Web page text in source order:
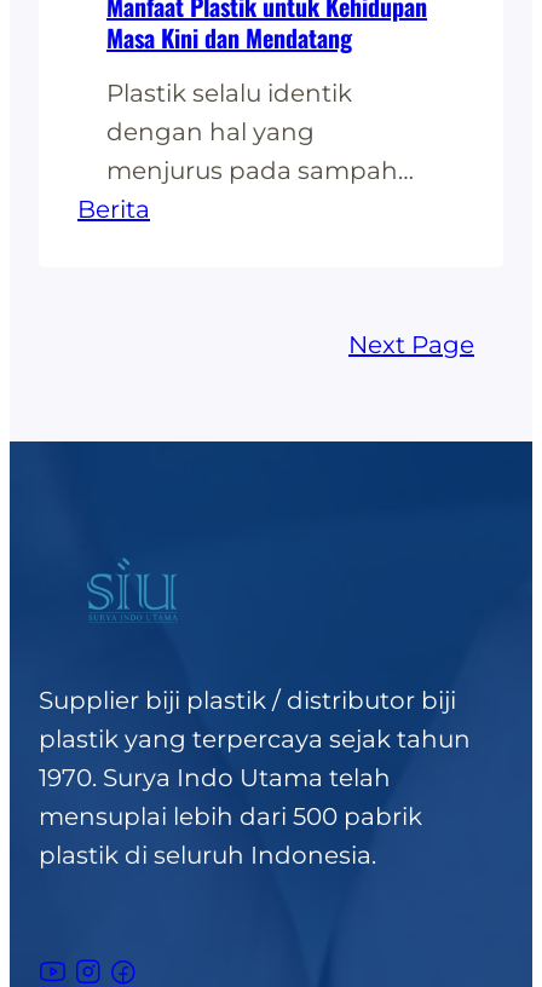
Masa Kini dan Mendatang
Plastik selalu identik
dengan hal yang
menjurus pada sampah
dan mempunyai stigma
membuat banyak orang
mengenai manfaat-
merupakan salah satu
solusi untuk segala
mudah pecah. Marilah kita
mengenal plastik yang
sudah menjadi…
Berita
Next Page
Supplier biji plastik / distributor biji
plastik yang terpercaya sejak tahun
1970. Surya Indo Utama telah
mensuplai lebih dari 500 pabrik
plastik di seluruh Indonesia.